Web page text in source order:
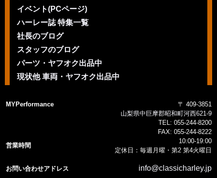
イベント(PCページ)
ハーレー誌 特集一覧
社長のブログ
スタッフのブログ
パーツ・ヤフオク出品中
現状他 車両・ヤフオク出品中
MYPerformance
〒 409-3851
山梨県中巨摩郡昭和町河西621-9
TEL: 055-244-8200
FAX: 055-244-8222
営業時間
10:00-19:00
定休日：毎週月曜・第2 第4火曜日
お問い合わせアドレス info@classicharley.jp